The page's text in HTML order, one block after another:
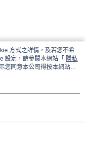
方式之詳情，及若您不希
設定，請參閱本網站「 隱私
您同意本公司得按本網站使